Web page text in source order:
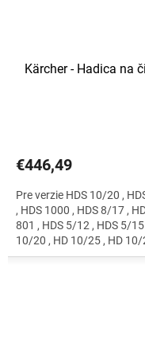
Kärcher - Hadica na
€446,49
Pre verzie HDS 10/20 ,
, HDS 1000 , HDS 8/17 ,
801 , HDS 5/12 , HDS 5/
10/20 , HD 10/25 , HD 10/
8/18 , HD 8/16 , HD 8/14 ,
HD 8/20 G , HD 7/15 G ,